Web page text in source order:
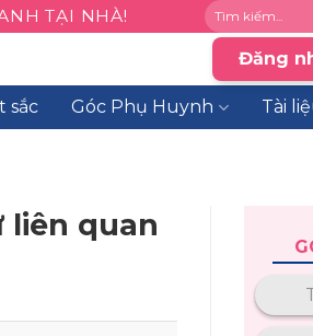
TẠI NHÀ!
Đăng
sắc Góc Phụ Huynh Tài
liên quan